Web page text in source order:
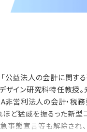
益法人の会計に関す
ザイン研究科特任教授
営利法人の会計・税務
ど猛威を振るった新
態宣言等も解除され、